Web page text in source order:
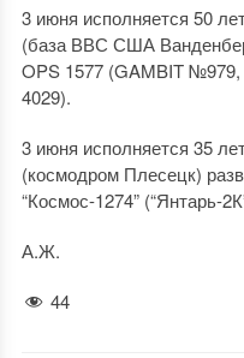
3 июня исполняется 50
(база ВВС США
OPS 1577 (GAMBIT №979,
4029).
3 июня исполняется 35
(космодром Плесецк)
“Космос-1274” (“Янтарь-
А.Ж.
44